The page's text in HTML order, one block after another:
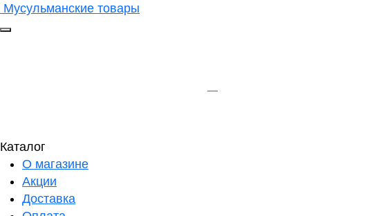
Мусульманские товары
Каталог
О магазине
Акции
Доставка